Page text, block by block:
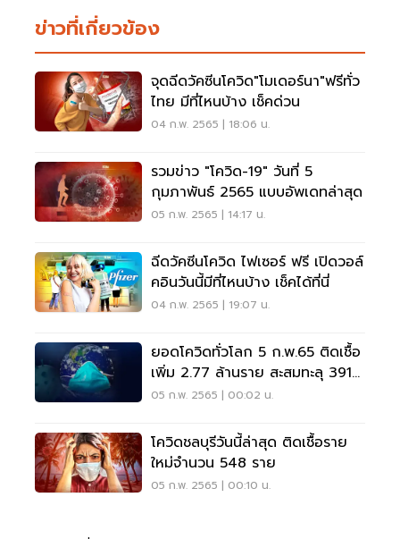
ข่าวที่เกี่ยวข้อง
จุดฉีดวัคซีนโควิด"โมเดอร์นา"ฟรีทั่ว
ไทย มีที่ไหนบ้าง เช็คด่วน
04 ก.พ. 2565 | 18:06 น.
รวมข่าว "โควิด-19" วันที่ 5
กุมภาพันธ์ 2565 แบบอัพเดทล่าสุด
05 ก.พ. 2565 | 14:17 น.
ฉีดวัคซีนโควิด ไฟเซอร์ ฟรี เปิดวอล์
คอินวันนี้มีที่ไหนบ้าง เช็คได้ที่นี่
04 ก.พ. 2565 | 19:07 น.
ยอดโควิดทั่วโลก 5 ก.พ.65 ติดเชื้อ
เพิ่ม 2.77 ล้านราย สะสมทะลุ 391
ล้านราย
05 ก.พ. 2565 | 00:02 น.
โควิดชลบุรีวันนี้ล่าสุด ติดเชื้อราย
ใหม่จำนวน 548 ราย
05 ก.พ. 2565 | 00:10 น.